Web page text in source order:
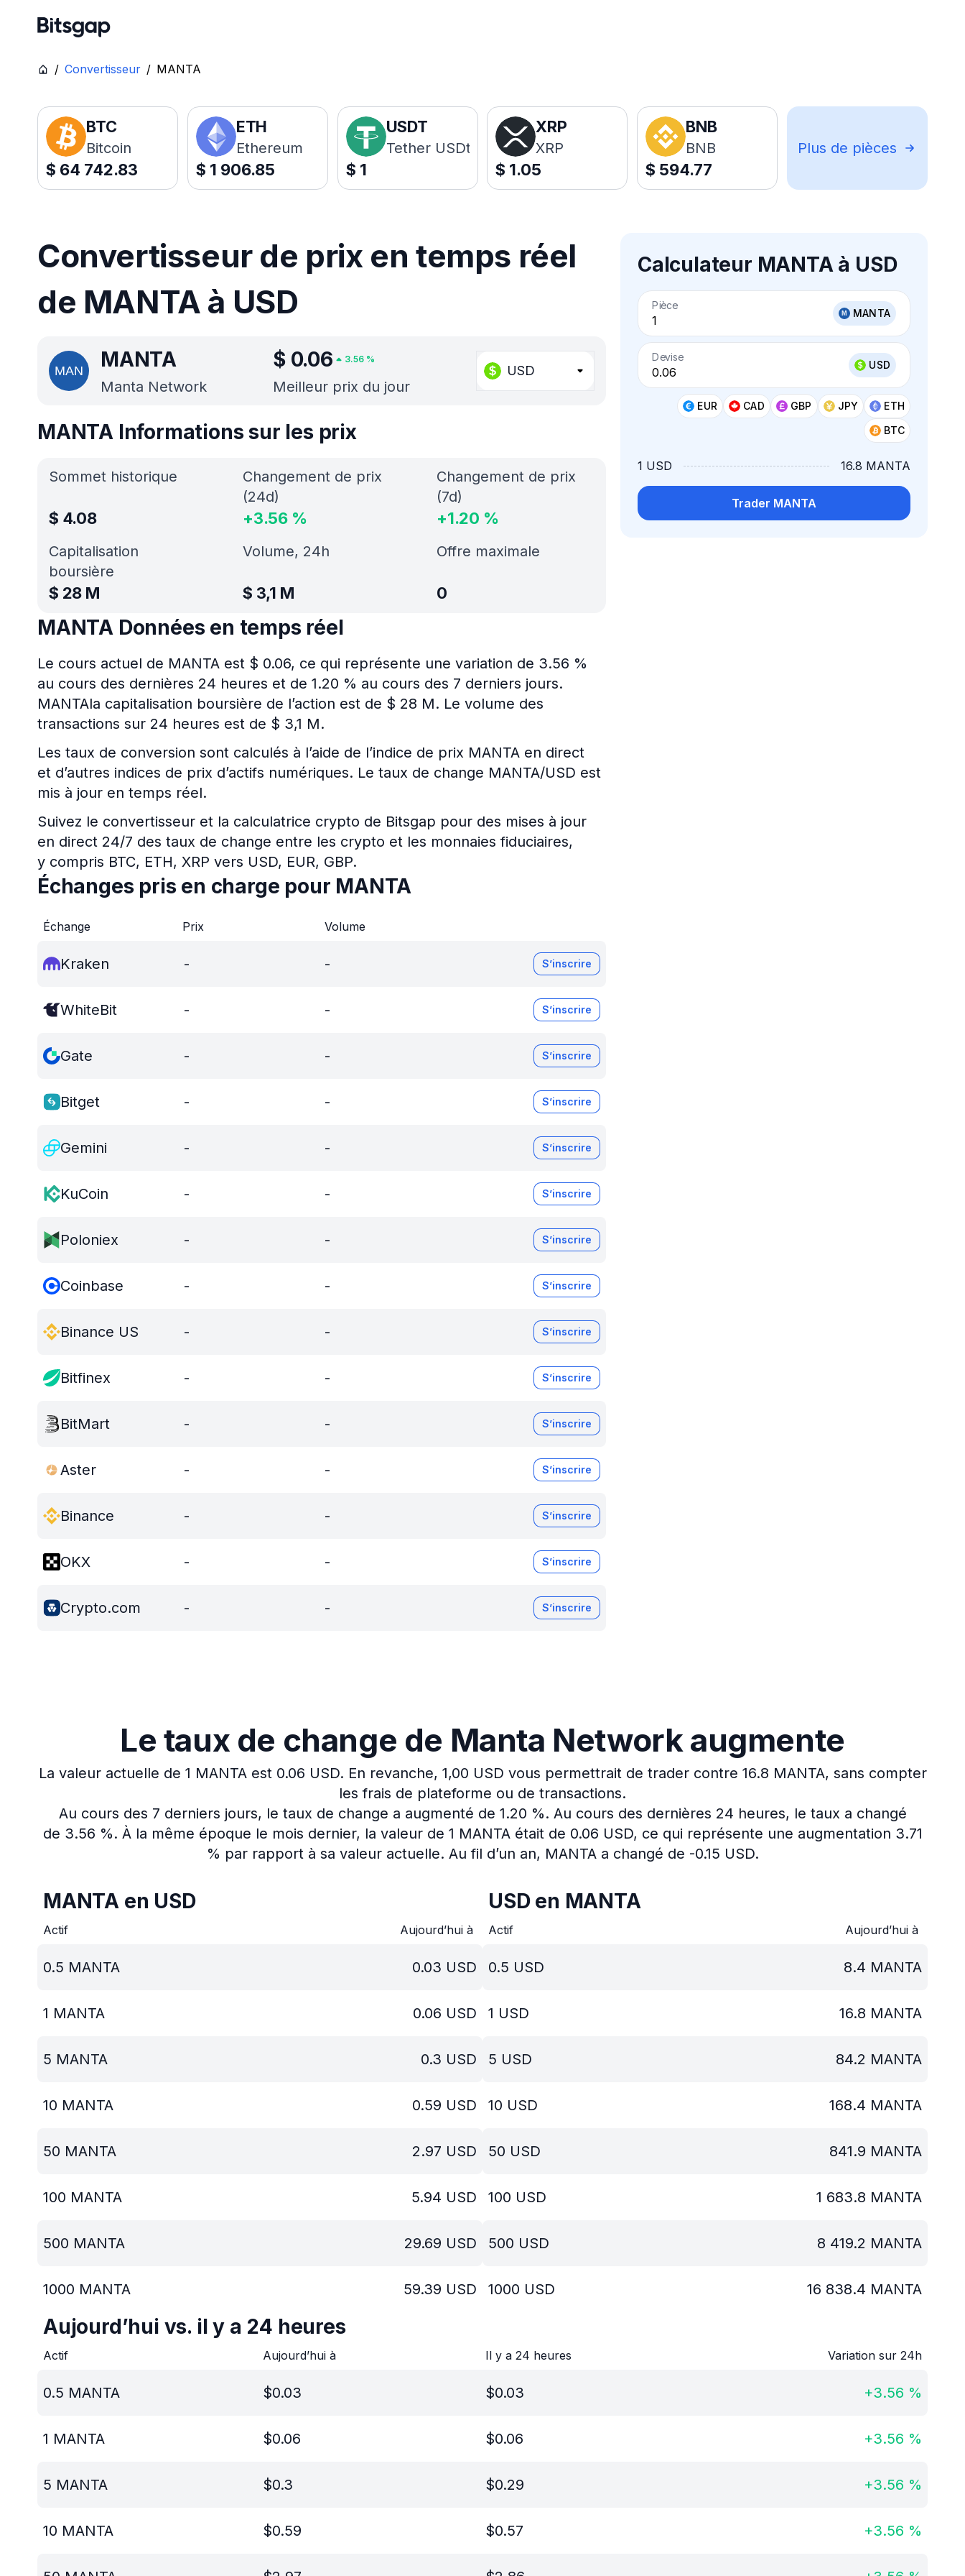
/ Convertisseur / MANTA
BTC
Bitcoin
$ 64 742.83
ETH
Ethereum
$ 1 906.85
USDT
Tether USDt
$ 1
XRP
XRP
$ 1.05
BNB
BNB
$ 594.77
Plus de pièces
Convertisseur de prix en temps réel
de MANTA à USD
MANTA
Manta Network
$ 0.06 3.56%
Meilleur prix du jour
USD
Calculateur MANTA à USD
Pièce
MANTA
Devise
USD
EUR CAD GBP JPY
ETH
BTC
1 USD 16.8 MANTA
Trader MANTA
MANTA Informations sur les prix
Sommet historique
$ 4.08
Capitalisation
boursière
$ 28 M
Changement de prix
(24d)
+3.56 %
Changement de prix
(7d)
+1.20 %
Volume, 24h
$ 3,1 M
Offre maximale
0
MANTA Données en temps réel
Le cours actuel de MANTA est $ 0.06, ce qui représente une variation de 3.56 %
au cours des dernières 24 heures et de 1.20 % au cours des 7 derniers jours.
MANTAla capitalisation boursière de l’action est de $ 28 M. Le volume des
transactions sur 24 heures est de $ 3,1 M.
Les taux de conversion sont calculés à l’aide de l’indice de prix MANTA en direct
et d’autres indices de prix d’actifs numériques. Le taux de change MANTA/USD est
mis à jour en temps réel.
Suivez le convertisseur et la calculatrice crypto de Bitsgap pour des mises à jour
en direct 24/7 des taux de change entre les crypto et les monnaies fiduciaires,
y compris BTC, ETH, XRP vers USD, EUR, GBP.
Échanges pris en charge pour MANTA
Échange Prix Volume
Kraken - - S’inscrire
WhiteBit - - S’inscrire
Gate - - S’inscrire
Bitget - - S’inscrire
Gemini - - S’inscrire
KuCoin - - S’inscrire
Poloniex - - S’inscrire
Coinbase - - S’inscrire
Binance US - - S’inscrire
Bitfinex - - S’inscrire
BitMart - - S’inscrire
Aster - - S’inscrire
Binance - - S’inscrire
OKX - - S’inscrire
Crypto.com - - S’inscrire
Le taux de change de Manta Network augmente
La valeur actuelle de 1 MANTA est 0.06 USD. En revanche, 1,00 USD vous permettrait de trader contre 16.8 MANTA, sans compter
les frais de plateforme ou de transactions.
Au cours des 7 derniers jours, le taux de change a augmenté de 1.20 %. Au cours des dernières 24 heures, le taux a changé
de 3.56 %. À la même époque le mois dernier, la valeur de 1 MANTA était de 0.06 USD, ce qui représente une augmentation 3.71
% par rapport à sa valeur actuelle. Au fil d’un an, MANTA a changé de -0.15 USD.
MANTA en USD
Actif Aujourd’hui à
0.5 MANTA 0.03 USD
1 MANTA 0.06 USD
5 MANTA 0.3 USD
10 MANTA 0.59 USD
50 MANTA 2.97 USD
100 MANTA 5.94 USD
500 MANTA 29.69 USD
1000 MANTA 59.39 USD
USD en MANTA
Actif Aujourd’hui à
0.5 USD 8.4 MANTA
1 USD 16.8 MANTA
5 USD 84.2 MANTA
10 USD 168.4 MANTA
50 USD 841.9 MANTA
100 USD 1 683.8 MANTA
500 USD 8 419.2 MANTA
1000 USD 16 838.4 MANTA
Aujourd’hui vs. il y a 24 heures
Actif Aujourd’hui à Il y a 24 heures Variation sur 24h
0.5 MANTA $0.03 $0.03 +3.56 %
1 MANTA $0.06 $0.06 +3.56 %
5 MANTA $0.3 $0.29 +3.56 %
10 MANTA $0.59 $0.57 +3.56 %